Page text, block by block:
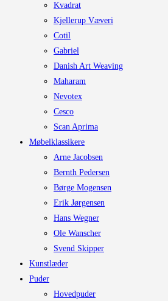
Kvadrat
Kjellerup Væveri
Cotil
Gabriel
Danish Art Weaving
Maharam
Nevotex
Cesco
Scan Aprima
Møbelklassikere
Arne Jacobsen
Bernth Pedersen
Børge Mogensen
Erik Jørgensen
Hans Wegner
Ole Wanscher
Svend Skipper
Kunstlæder
Puder
Hovedpuder